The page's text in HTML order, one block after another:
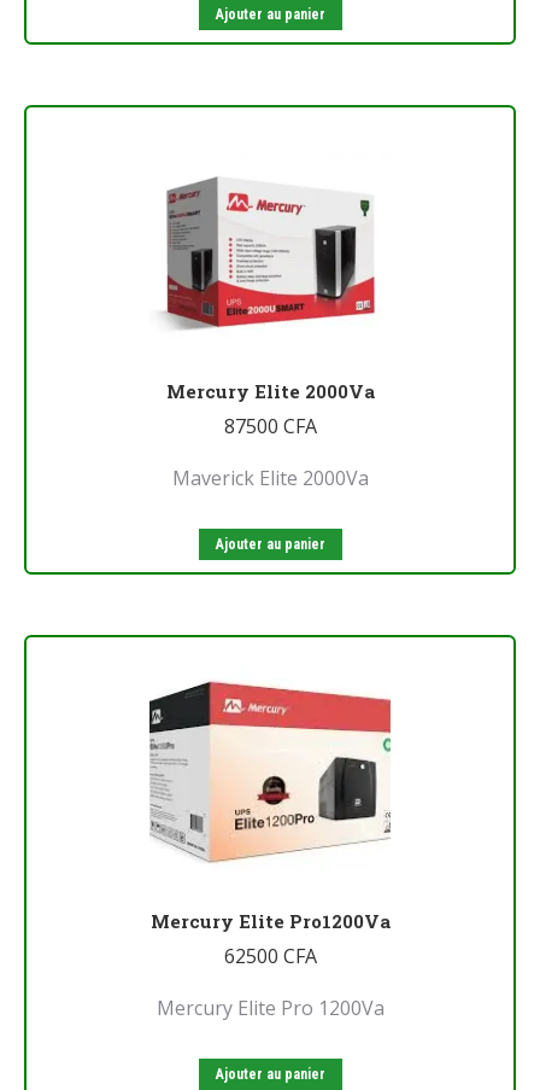
Ajouter au panier
Mercury Elite 2000Va
87500 CFA
Maverick Elite 2000Va
Ajouter au panier
Mercury Elite Pro1200Va
62500 CFA
Mercury Elite Pro 1200Va
Ajouter au panier